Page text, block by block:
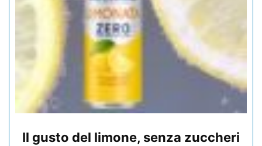
Il gusto del limone, senza zuccheri